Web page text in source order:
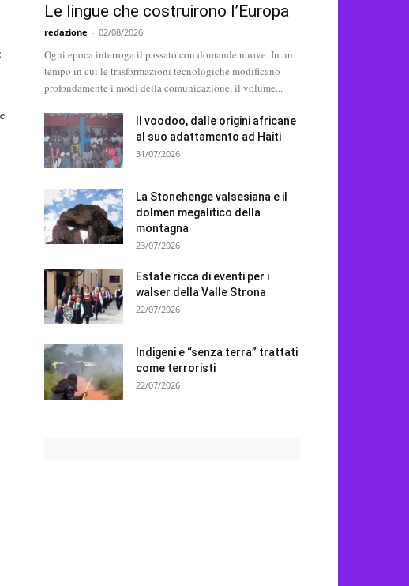
Le lingue che costruirono l’Europa
redazione - 02/08/2026
Ogni epoca interroga il passato con domande nuove. In un
tempo in cui le trasformazioni tecnologiche modificano
profondamente i modi della comunicazione, il volume...
Il voodoo, dalle origini africane
al suo adattamento ad Haiti
31/07/2026
La Stonehenge valsesiana e il
dolmen megalitico della
montagna
23/07/2026
Estate ricca di eventi per i
walser della Valle Strona
22/07/2026
Indigeni e “senza terra” trattati
come terroristi
22/07/2026